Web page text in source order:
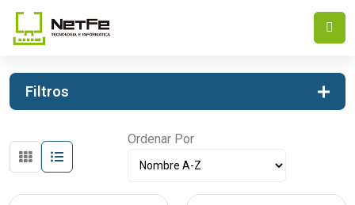
INICIOACCESORIOS
Filtros
Ordenar Por